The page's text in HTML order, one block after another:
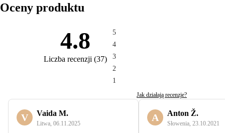
Oceny produktu
4.8
Liczba recenzji (37)
5
4
3
2
1
Jak działają recenzje?
V Vaida M.
Litwa 06.11.2025
A Anton Ž.
Słowenia 23.10.2021